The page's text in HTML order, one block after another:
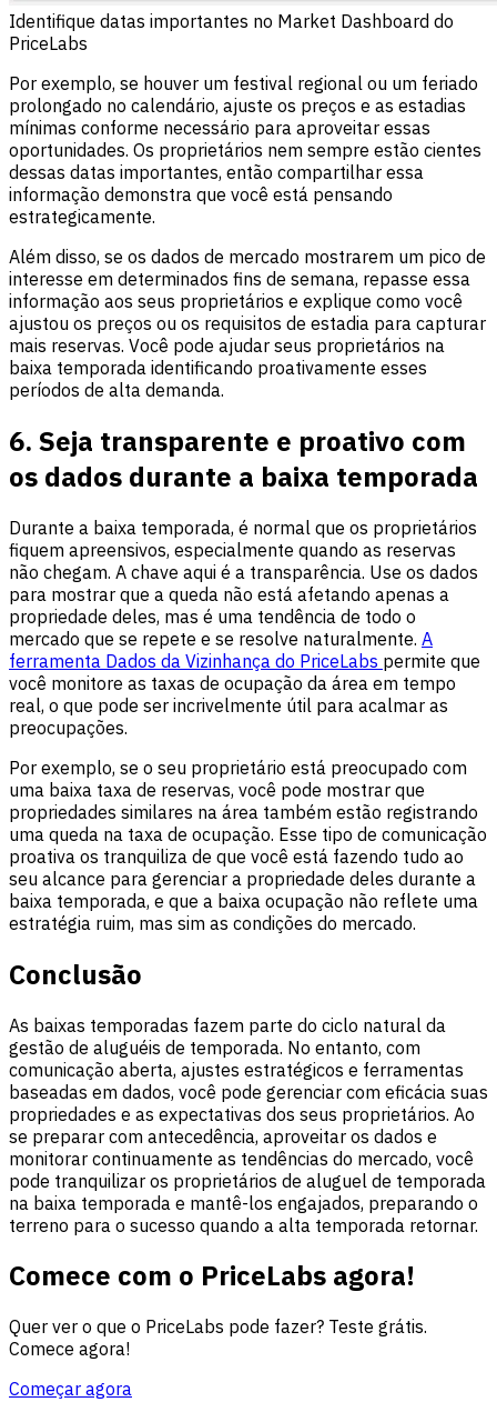
Identifique datas importantes no Market Dashboard do
PriceLabs
Por exemplo, se houver um festival regional ou um feriado
prolongado no calendário, ajuste os preços e as estadias
mínimas conforme necessário para aproveitar essas
oportunidades. Os proprietários nem sempre estão cientes
dessas datas importantes, então compartilhar essa
informação demonstra que você está pensando
estrategicamente.
Além disso, se os dados de mercado mostrarem um pico de
interesse em determinados fins de semana, repasse essa
informação aos seus proprietários e explique como você
ajustou os preços ou os requisitos de estadia para capturar
mais reservas. Você pode ajudar seus proprietários na
baixa temporada identificando proativamente esses
períodos de alta demanda.
6. Seja transparente e proativo com
os dados durante a baixa temporada
Durante a baixa temporada, é normal que os proprietários
fiquem apreensivos, especialmente quando as reservas
não chegam. A chave aqui é a transparência. Use os dados
para mostrar que a queda não está afetando apenas a
propriedade deles, mas é uma tendência de todo o
mercado que se repete e se resolve naturalmente. A
ferramenta Dados da Vizinhança do PriceLabs permite que
você monitore as taxas de ocupação da área em tempo
real, o que pode ser incrivelmente útil para acalmar as
preocupações.
Por exemplo, se o seu proprietário está preocupado com
uma baixa taxa de reservas, você pode mostrar que
propriedades similares na área também estão registrando
uma queda na taxa de ocupação. Esse tipo de comunicação
proativa os tranquiliza de que você está fazendo tudo ao
seu alcance para gerenciar a propriedade deles durante a
baixa temporada, e que a baixa ocupação não reflete uma
estratégia ruim, mas sim as condições do mercado.
Conclusão
As baixas temporadas fazem parte do ciclo natural da
gestão de aluguéis de temporada. No entanto, com
comunicação aberta, ajustes estratégicos e ferramentas
baseadas em dados, você pode gerenciar com eficácia suas
propriedades e as expectativas dos seus proprietários. Ao
se preparar com antecedência, aproveitar os dados e
monitorar continuamente as tendências do mercado, você
pode tranquilizar os proprietários de aluguel de temporada
na baixa temporada e mantê-los engajados, preparando o
terreno para o sucesso quando a alta temporada retornar.
Comece com o PriceLabs agora!
Quer ver o que o PriceLabs pode fazer? Teste grátis.
Comece agora!
Começar agora